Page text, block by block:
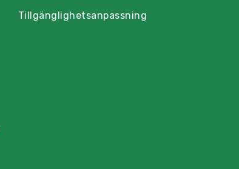
Tillgänglighetsanpassning